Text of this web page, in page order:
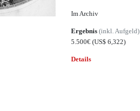
Im Archiv
Ergebnis (inkl. Aufgeld)
5.500€ (US$ 6,322)
Details